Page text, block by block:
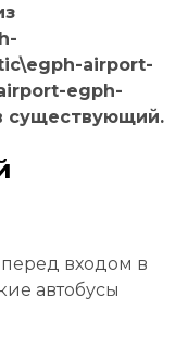
airport-
egph-
существующий.
входом в
автобусы